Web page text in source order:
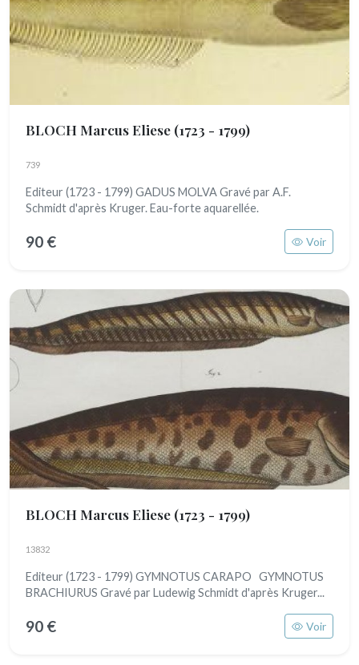
BLOCH Marcus Eliese (1723 - 1799)
739
Editeur (1723 - 1799) GADUS MOLVA Gravé par A.F.
Schmidt d'après Kruger. Eau-forte aquarellée.
90 € Voir
BLOCH Marcus Eliese (1723 - 1799)
13832
Editeur (1723 - 1799) GYMNOTUS CARAPO GYMNOTUS
BRACHIURUS Gravé par Ludewig Schmidt d'après Kruger...
90 € Voir